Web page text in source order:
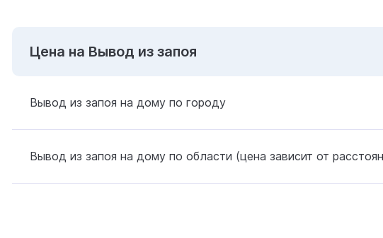
Цена на Вывод из запоя
Вывод из запоя на дому по городу
Вывод из запоя на дому по области (цена зависит от